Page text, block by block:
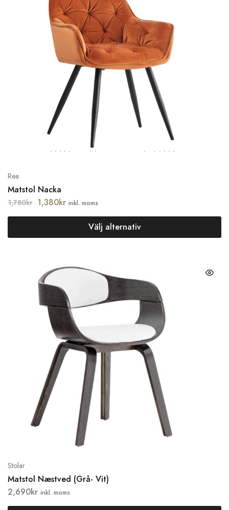
Rea
Matstol Nacka
1,780kr 1,380kr inkl. moms
Välj alternativ
Stolar
Matstol Næstved (Grå- Vit)
2,690kr inkl. moms